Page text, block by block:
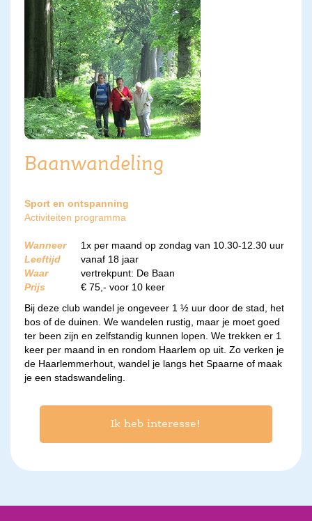
Baanwandeling
Sport en ontspanning
Activiteiten programma
Wanneer
1x per maand op zondag van 10.30-12.30 uur
Leeftijd
vanaf 18 jaar
Waar
vertrekpunt: De Baan
Prijs
€ 75,- voor 10 keer
Bij deze club wandel je ongeveer 1 ½ uur door de stad, het
bos of de duinen. We wandelen rustig, maar je moet goed
ter been zijn en zelfstandig kunnen lopen. We trekken er 1
keer per maand in en rondom Haarlem op uit. Zo verken je
de Haarlemmerhout, wandel je langs het Spaarne of maak
je een stadswandeling.
Ik heb interesse!